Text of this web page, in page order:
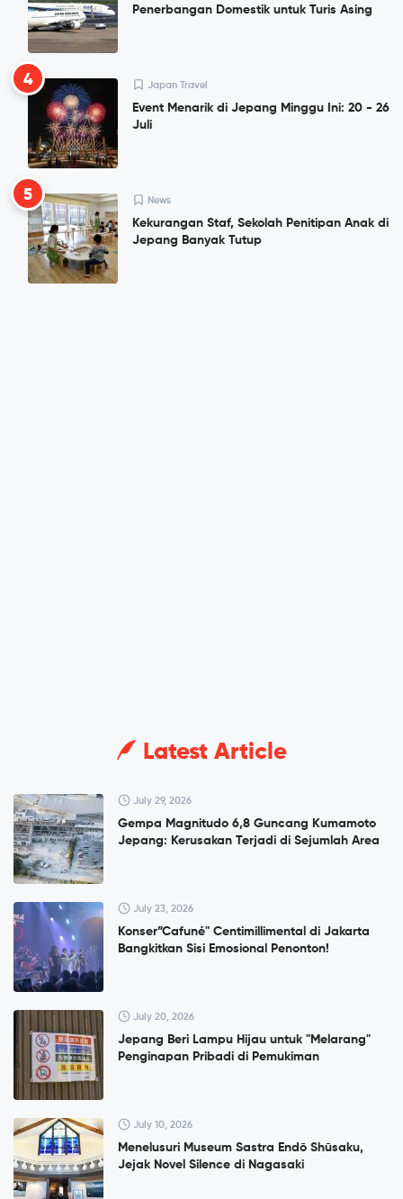
Penerbangan Domestik untuk Turis Asing
4 Japan Travel
Event Menarik di Jepang Minggu Ini: 20 - 26
Juli
5 News
Kekurangan Staf, Sekolah Penitipan Anak di
Jepang Banyak Tutup
Latest Article
July 29, 2026
Gempa Magnitudo 6,8 Guncang Kumamoto
Jepang: Kerusakan Terjadi di Sejumlah Area
July 23, 2026
Konser”Cafuné" Centimillimental di Jakarta
Bangkitkan Sisi Emosional Penonton!
July 20, 2026
Jepang Beri Lampu Hijau untuk "Melarang"
Penginapan Pribadi di Pemukiman
July 10, 2026
Menelusuri Museum Sastra Endō Shūsaku,
Jejak Novel Silence di Nagasaki